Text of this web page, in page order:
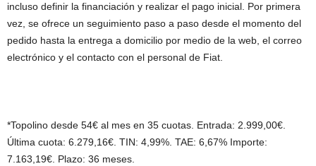
incluso definir la financiación y realizar el pago inicial. Por primera
vez, se ofrece un seguimiento paso a paso desde el momento del
pedido hasta la entrega a domicilio por medio de la web, el correo
electrónico y el contacto con el personal de Fiat.
*Topolino desde 54€ al mes en 35 cuotas. Entrada: 2.999,00€.
Última cuota: 6.279,16€. TIN: 4,99%. TAE: 6,67% Importe:
7.163,19€. Plazo: 36 meses.